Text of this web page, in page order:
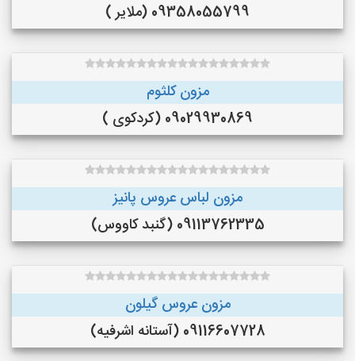
09358055799 (ملایر )
مزون کلثوم
09029930869 (کردکوی )
مزون لباس عروس پانیز
09113762335 (گنبد کاووس)
مزون عروس گیلون
09116607728 (آستانه اشرفیه)